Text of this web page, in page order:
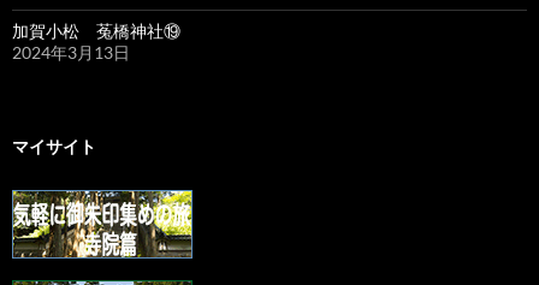
加賀小松 菟橋神社⑲
2024年3月13日
マイサイト